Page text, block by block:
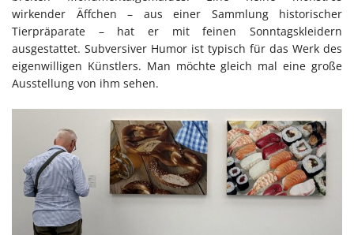
wirkender Äffchen – aus einer Sammlung historischer
Tierpräparate – hat er mit feinen Sonntagskleidern
ausgestattet. Subversiver Humor ist typisch für das Werk des
eigenwilligen Künstlers. Man möchte gleich mal eine große
Ausstellung von ihm sehen.